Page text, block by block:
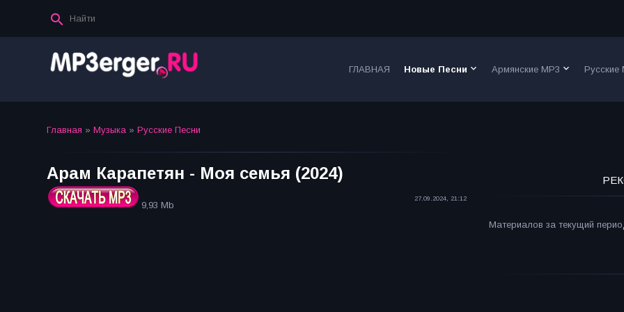
ГЛАВНАЯ Новые Песни keyboard_arrow_down Армянские MP3 keyboard_arrow_down Русские
Главная » Музыка » Русские Песни
Арам Карапетян - Моя семья (2024)
9,93 Mb
27.09.2024, 21:12
Материалов за текущий